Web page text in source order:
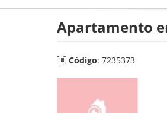
Apartamento
Código: 7235373